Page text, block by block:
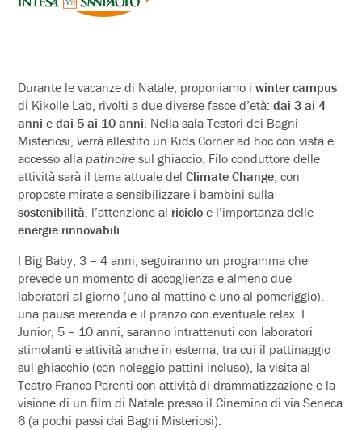
Durante le vacanze di Natale, proponiamo iwinter campus
di Kikolle Lab, rivolti a due diverse fasce d’età:dai 3 ai 4
anni edai 5 ai 10 anni. Nella sala Testori dei Bagni
Misteriosi, verrà allestito un Kids Corner ad hoc con vista e
accesso allapatinoire sul ghiaccio. Filo conduttore delle
attività sarà il tema attuale delClimate Change, con
proposte mirate a sensibilizzare i bambini sulla
sostenibilità, l’attenzione al ricicloe l’importanza delle
energie rinnovabili.
I Big Baby, 3 – 4 anni, seguiranno un programma che
prevede un momento di accoglienza e almeno due
laboratori al giorno (uno al mattino e uno al pomeriggio),
una pausa merenda e il pranzo con eventuale relax. I
Junior, 5 – 10 anni, saranno intrattenuti con laboratori
stimolanti e attività anche in esterna, tra cui il pattinaggio
sul ghiacchio (con noleggio pattini incluso), la visita al
Teatro Franco Parenti con attività di drammatizzazione e la
visione di un film di Natale presso il Cinemino di via Seneca
6 (a pochi passi dai Bagni Misteriosi).